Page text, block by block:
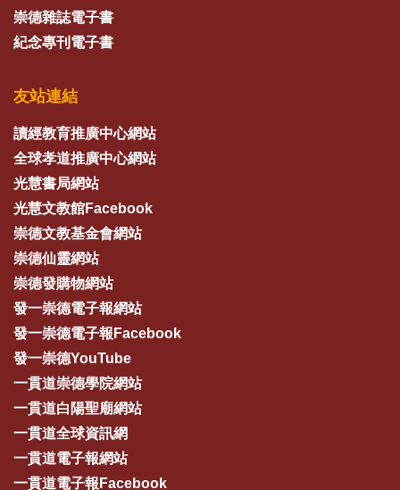
崇德雜誌電子書
紀念專刊電子書
友站連結
讀經教育推廣中心網站
全球孝道推廣中心網站
光慧書局網站
光慧文教館Facebook
崇德文教基金會網站
崇德仙靈網站
崇德發購物網站
發一崇德電子報網站
發一崇德電子報Facebook
發一崇德YouTube
一貫道崇德學院網站
一貫道白陽聖廟網站
一貫道全球資訊網
一貫道電子報網站
一貫道電子報Facebook